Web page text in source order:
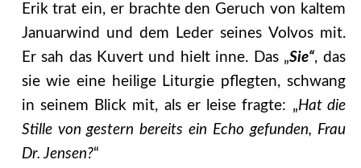
Erik trat ein, er brachte den Geruch von kaltem
Januarwind und dem Leder seines Volvos mit.
Er sah das Kuvert und hielt inne. Das „Sie“, das
sie wie eine heilige Liturgie pflegten, schwang
in seinem Blick mit, als er leise fragte: „Hat die
Stille von gestern bereits ein Echo gefunden, Frau
Dr. Jensen?“